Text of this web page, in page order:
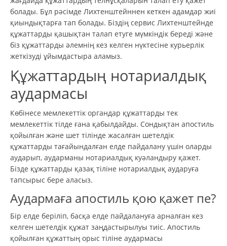
болады. Бұл рәсімде Лихтенштейннен кеткен адамдар жиі
қиындықтарға тап болады. Біздің сервис Лихтенштейнде
құжаттарды қашықтан талап етуге мүмкіндік береді және
біз құжаттарды әлемнің кез келген нүктесіне курьерлік
жеткізуді ұйымдастыра аламыз.
Құжаттардың нотариалдық
аудармасы
Көбінесе мемлекеттік органдар құжаттарды тек
мемлекеттік тілде ғана қабылдайды. Сондықтан апостиль
қойылған және шет тілінде жасалған шетелдік
құжаттарды тағайындалған елде пайдалану үшін оларды
аударып, аударманы нотариалдық куәландыру қажет.
Бізде құжаттарды қазақ тіліне нотариалдық аударуға
тапсырыс бере аласыз.
Аудармаға апостиль қою қажет пе?
Бір елде беріліп, басқа елде пайдалануға арналған кез
келген шетелдік құжат заңдастырылуы тиіс. Апостиль
қойылған құжаттың орыс тіліне аудармасы